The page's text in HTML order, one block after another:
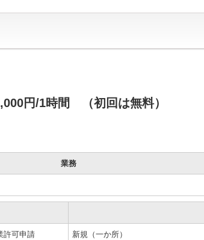
円/1時間 （初回は無料）
業務
許可申請
新規（一か所）